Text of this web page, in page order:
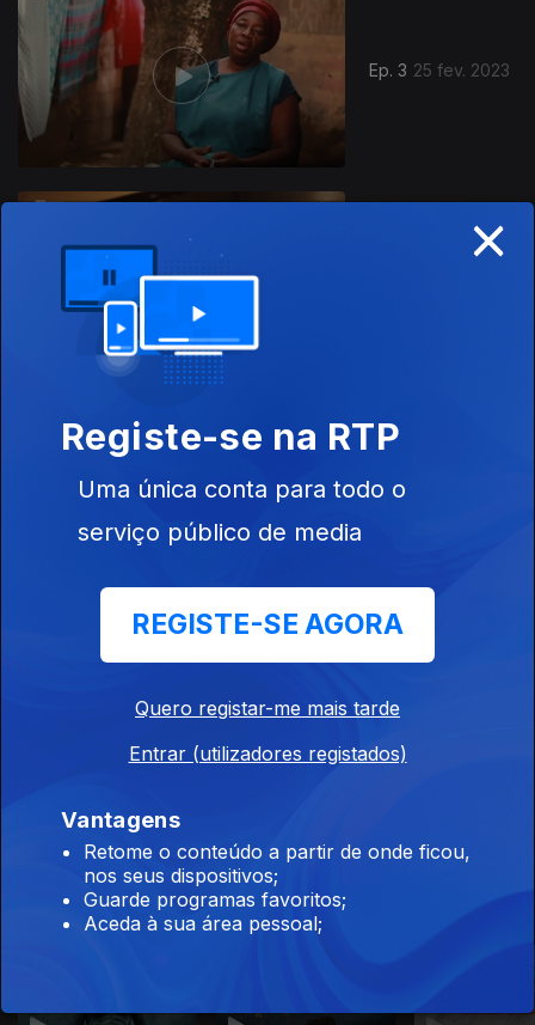
Ep. 3 25 fev. 2023
Ep. 5
Este conteúdo faz parte de
Documentários de Sociedade e
Atualidade
×
Registe-se na RTP
Uma única conta para todo o
serviço público de media
REGISTE-SE AGORA
Quero registar-me mais tarde
Entrar (utilizadores registados)
Vantagens
Retome o conteúdo a partir de onde ficou,
nos seus dispositivos;
Guarde programas favoritos;
Aceda à sua área pessoal;